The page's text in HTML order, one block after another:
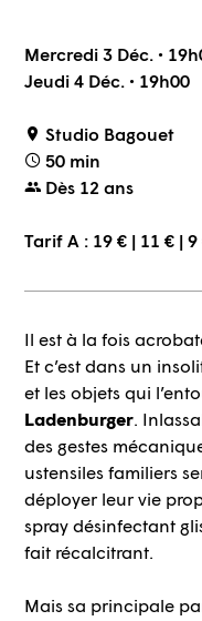
Il est à la fois
Et c’est dans un
et les objets qui
Ladenburger.
des gestes
ustensiles familiers
déployer leur vie
spray désinfectant
fait récalcitrant.
Mais sa principale
Mercredi 3 Déc. •
Jeudi 4 Déc. • 19h00
Studio Bagouet
50 min
Dès 12 ans
Tarif A : 19 € | 11 € | 9